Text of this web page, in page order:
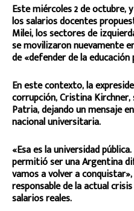
Este miércoles 2 de octubre,
los salarios docentes
Milei, los sectores de
se movilizaron nuevamente
de «defender de la educación
En este contexto, la
corrupción, Cristina
Patria, dejando un mensaje
nacional universitaria.
«Esa es la universidad
permitió ser una Argentina
vamos a volver a
responsable de la actual
salarios reales.